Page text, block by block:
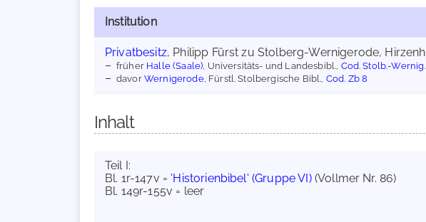
Institution
Privatbesitz, Philipp Fürst zu Stolberg-Wernigerode,
früher Halle (Saale) , Universitäts- und Landesbibl., Cod. Stolb.-
davorWernigerode, Fürstl. Stolbergische Bibl., Cod. Zb 8
Inhalt
Teil I:
Bl. 1r-147v = 'Historienbibel' (Gruppe VI)(Vollmer Nr. 86)
Bl. 149r-155v = leer